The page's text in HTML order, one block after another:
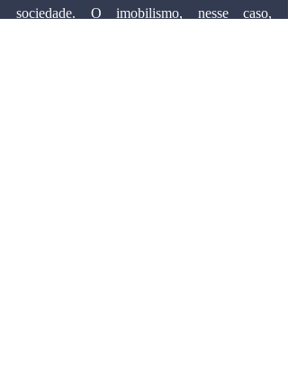
sociedade. O imobilismo, nesse caso,